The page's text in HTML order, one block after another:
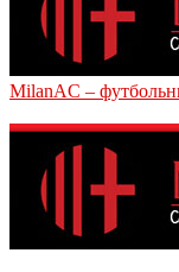
MilanAC –